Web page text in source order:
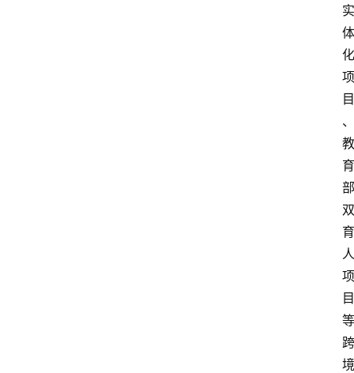
实
体
化
项
目
、
教
育
部
双
育
人
项
目
等
跨
境